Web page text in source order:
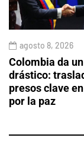
agosto 8, 2026
Colombia da
drástico:
presos clave
por la paz